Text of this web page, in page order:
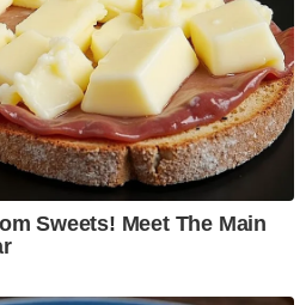
Sweets! Meet The Main